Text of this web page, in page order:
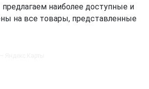
наиболее доступные и
на все товары, представленные